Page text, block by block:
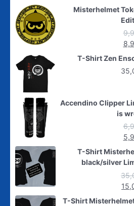
Misterhelmet
T-Shirt Zen
Accendino Clipper
is
T-Shirt
black/silver
T-Shirt